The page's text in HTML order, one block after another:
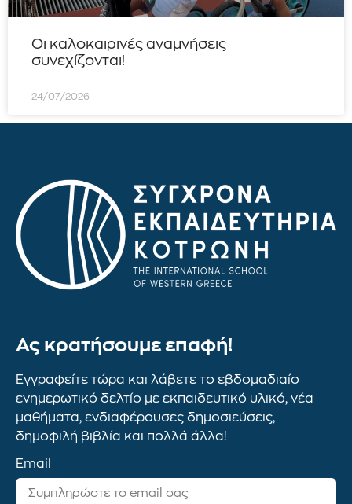
Οι καλοκαιρινές αναμνήσεις
συνεχίζονται!
24/07/2026
Ας κρατήσουμε επαφή!
Εγγραφείτε τώρα και λάβετε το εβδομαδιαίο
ενημερωτικό δελτίο με εκπαιδευτικό υλικό, νέα
μαθήματα, ενδιαφέρουσες δημοσιεύσεις,
δημοφιλή βιβλία και πολλά άλλα!
Email